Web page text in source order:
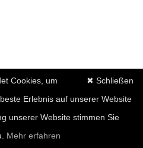
✖ Schließen
Cookies, um
Erlebnis auf unserer Website
unserer Website stimmen Sie
Mehr erfahren